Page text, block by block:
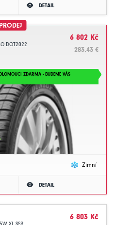
DETAIL
DOT2022
6 802 Kč
283.43 €
ZDARMA - BUDEME VÁS
Zimní
DETAIL
6 803 Kč